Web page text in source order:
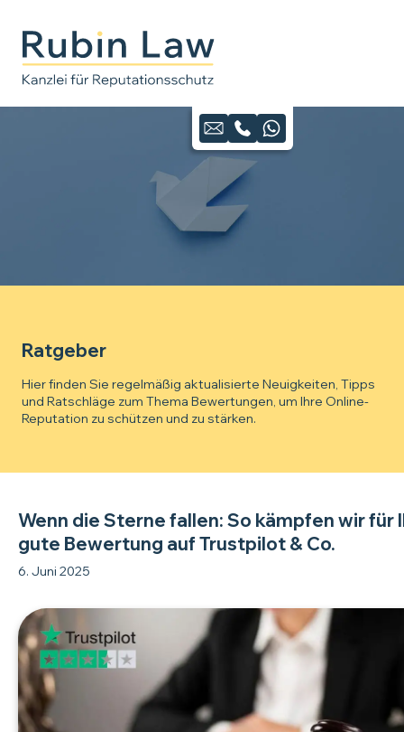
Ratgeber
Hier finden Sie regelmäßig aktualisierte Neuigkeiten, Tipps
und Ratschläge zum Thema Bewertungen, um Ihre Online-
Reputation zu schützen und zu stärken.
Wenn die Sterne fallen: So kämpfen wir für
gute Bewertung auf Trustpilot & Co.
6. Juni 2025